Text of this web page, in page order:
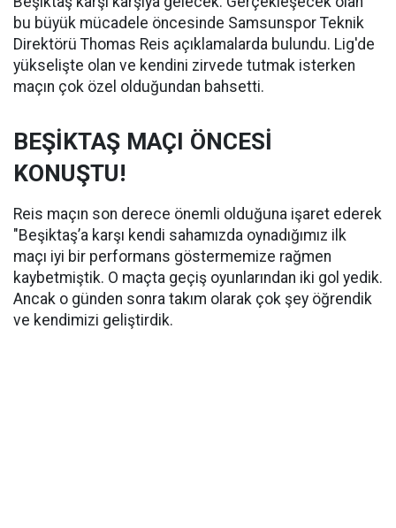
bu büyük mücadele öncesinde Samsunspor Teknik
Direktörü Thomas Reis açıklamalarda bulundu. Lig'de
yükselişte olan ve kendini zirvede tutmak isterken
maçın çok özel olduğundan bahsetti.
BEŞİKTAŞ MAÇI ÖNCESİ
KONUŞTU!
Reis maçın son derece önemli olduğuna işaret ederek
"Beşiktaş’a karşı kendi sahamızda oynadığımız ilk
maçı iyi bir performans göstermemize rağmen
kaybetmiştik. O maçta geçiş oyunlarından iki gol yedik.
Ancak o günden sonra takım olarak çok şey öğrendik
ve kendimizi geliştirdik.